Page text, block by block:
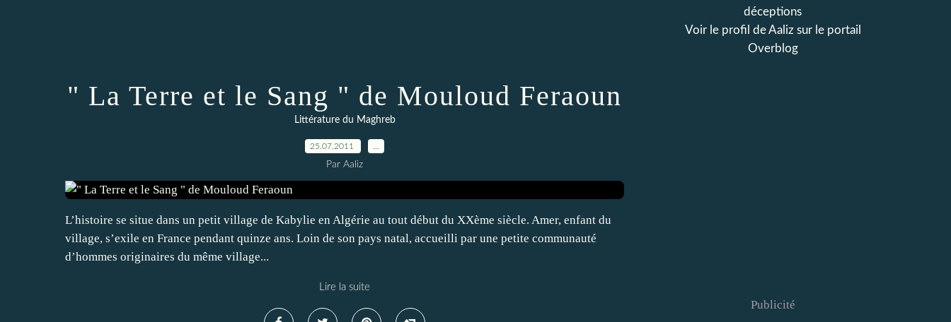
" La Terre et le Sang " de Mouloud Feraoun
Littérature du Maghreb
25.07.2011
Par Aaliz
L’histoire se situe dans un petit village de Kabylie en Algérie au tout début du XXème siècle. Amer, enfant du
village, s’exile en France pendant quinze ans. Loin de son pays natal, accueilli par une petite communauté
d’hommes originaires du même village...
Lire la suite
déceptions
Voir le profil deAalizsur le portail
Overblog
Publicité